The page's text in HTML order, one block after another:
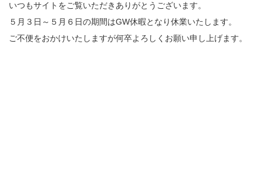
いつもサイトをご覧いただきありがとうございます。
５月３日～５月６日の期間はGW休暇となり休業いたします。
ご不便をおかけいたしますが何卒よろしくお願い申し上げます。